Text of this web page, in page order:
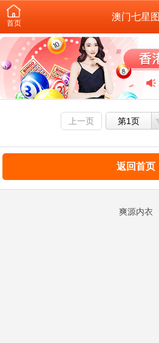
首页
澳门七星图
上一页 第1页
返回首页
爽源内衣